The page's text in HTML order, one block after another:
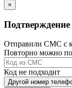
×
Отправили СМС с
Повторно можно
Код не подходит
Другой номер